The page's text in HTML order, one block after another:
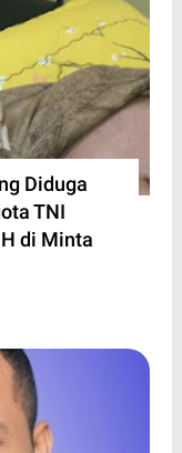
Diduga
TNI
di Minta